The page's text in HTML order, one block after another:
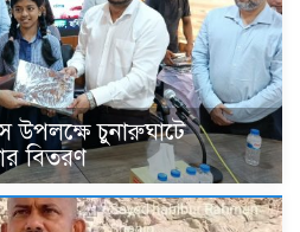
উপলক্ষে চুনারুঘাটে
বিতরণ